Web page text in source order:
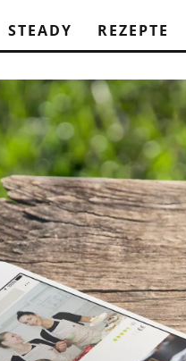
STEADY REZEPTE